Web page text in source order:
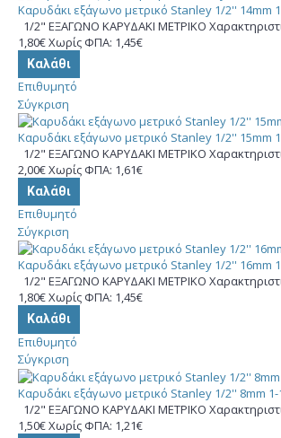
Καρυδάκι εξάγωνο μετρικό Stanley 1/2'' 14mm
1/2" ΕΞΑΓΩΝΟ ΚΑΡΥΔΑΚΙ ΜΕΤΡΙΚΟ
1,80€Χωρίς ΦΠΑ: 1,45€
Καλάθι
Επιθυμητό
Σύγκριση
Καρυδάκι εξάγωνο μετρικό Stanley 1/2'' 15mm
1/2" ΕΞΑΓΩΝΟ ΚΑΡΥΔΑΚΙ ΜΕΤΡΙΚΟ
2,00€Χωρίς ΦΠΑ: 1,61€
Καλάθι
Επιθυμητό
Σύγκριση
Καρυδάκι εξάγωνο μετρικό Stanley 1/2'' 16mm
1/2" ΕΞΑΓΩΝΟ ΚΑΡΥΔΑΚΙ ΜΕΤΡΙΚΟ
1,80€Χωρίς ΦΠΑ: 1,45€
Καλάθι
Επιθυμητό
Σύγκριση
Καρυδάκι εξάγωνο μετρικό Stanley 1/2'' 8mm 1-
1/2" ΕΞΑΓΩΝΟ ΚΑΡΥΔΑΚΙ ΜΕΤΡΙΚΟ
1,50€Χωρίς ΦΠΑ: 1,21€